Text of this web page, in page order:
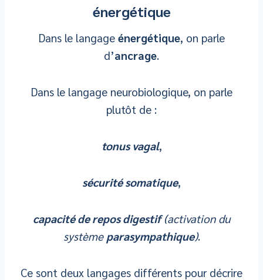
énergétique
Dans le langage énergétique, on parle
d’ancrage.
Dans le langage neurobiologique, on parle
plutôt de :
tonus vagal,
sécurité somatique,
capacité de repos digestif(activation du
système parasympathique).
Ce sont deux langages différents pour décrire